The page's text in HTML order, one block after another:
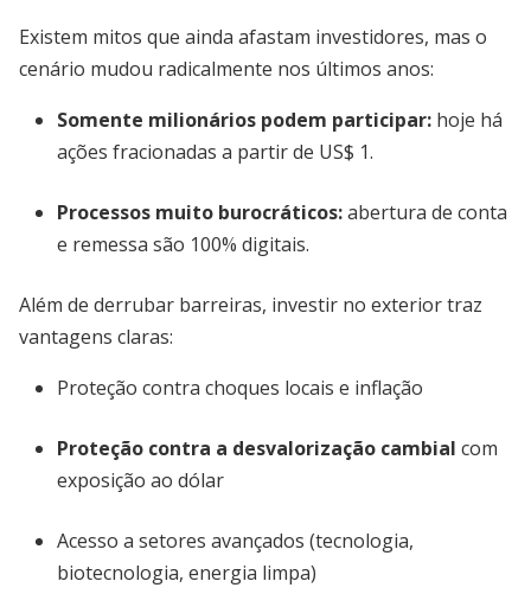
Existem mitos que ainda afastam investidores, mas o
cenário mudou radicalmente nos últimos anos:
Somente milionários podem participar: hoje há
ações fracionadas a partir de US$ 1.
Processos muito burocráticos:abertura de conta
e remessa são 100% digitais.
Além de derrubar barreiras, investir no exterior traz
vantagens claras:
Proteção contra choques locais e inflação
Proteção contra a desvalorização cambial com
exposição ao dólar
Acesso a setores avançados (tecnologia,
biotecnologia, energia limpa)